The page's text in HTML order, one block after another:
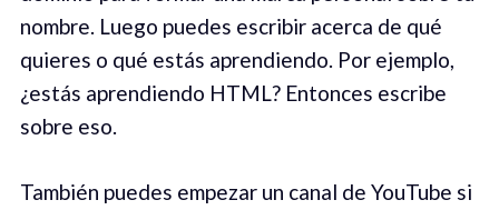
nombre. Luego puedes escribir acerca de qué
quieres o qué estás aprendiendo. Por ejemplo,
¿estás aprendiendo HTML? Entonces escribe
sobre eso.
También puedes empezar un canal de YouTube si